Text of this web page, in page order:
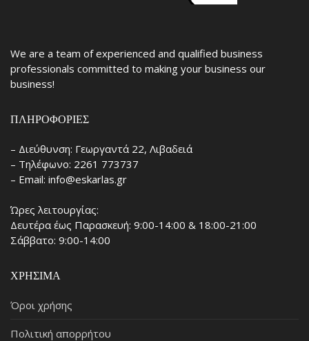
We are a team of experienced and qualified business
professionals committed to making your business our
business!
ΠΛΗΡΟΦΟΡΊΕΣ
– Διεύθυνση: Γεωργαντά 22, Λιβαδειά
– Τηλέφωνο: 2261 773737
– Email: info@eskarlas.gr
Ώρες λειτουργίας:
Δευτέρα έως Παρασκευή: 9:00-14:00 & 18:00-21:00
Σάββατο: 9:00-14:00
ΧΡΉΣΙΜΑ
Όροι χρήσης
Πολιτική απορρήτου